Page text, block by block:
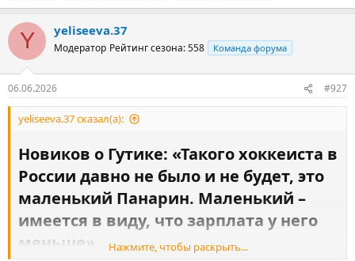
Y yeliseeva.37
Модератор Рейтинг сезона: 558 Команда форума
06.06.2026 #927
yeliseeva.37 сказал(а):
Новиков о Гутике: «Такого хоккеиста в
России давно не было и не будет, это
маленький Панарин. Маленький –
имеется в виду, что зарплата у него
меньше»​
Нажмите, чтобы раскрыть...